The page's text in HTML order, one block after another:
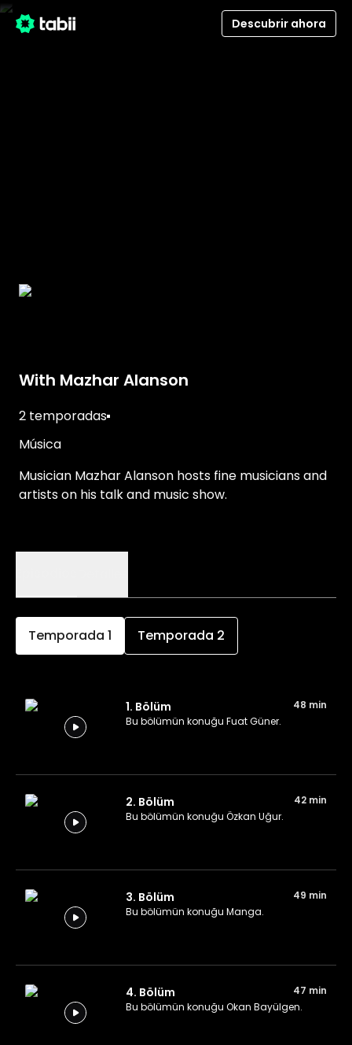
Descubrir ahora
With Mazhar Alanson
2 temporadas
Música
Musician Mazhar Alanson hosts fine musicians and
artists on his talk and music show.
Temporada 1 Temporada 2
1. Bölüm
48 min
Bu bölümün konuğu Fuat Güner.
2. Bölüm
42 min
Bu bölümün konuğu Özkan Uğur.
3. Bölüm
49 min
Bu bölümün konuğu Manga.
4. Bölüm
47 min
Bu bölümün konuğu Okan Bayülgen.